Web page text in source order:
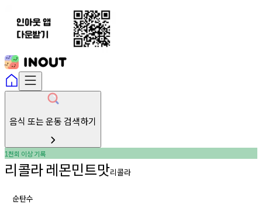
음식 또는 운동 검색하기
1천회 이상기록
리콜라레몬민트맛리콜라
순탄수